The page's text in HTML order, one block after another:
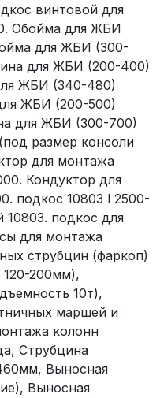
винтовой для
Обойма для ЖБИ
для ЖБИ (300-
для ЖБИ (200-400)
ЖБИ (340-480)
ЖБИ (200-500)
для ЖБИ (300-700)
размер консоли
для монтажа
Кондуктор для
подкос 10803 l 2500-
подкос для
для монтажа
струбцин (фаркоп)
200мм),
10т),
маршей и
колонн
Струбцина
Выносная
Выносная